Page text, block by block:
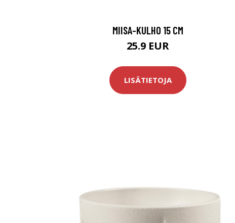
MIISA-KULHO 15 CM
25.9 EUR
LISÄTIETOJA